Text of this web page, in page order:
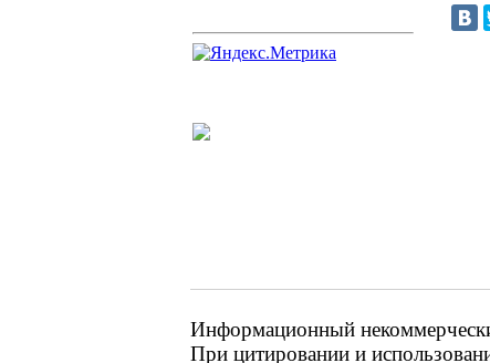
Информационный
При цитировании и